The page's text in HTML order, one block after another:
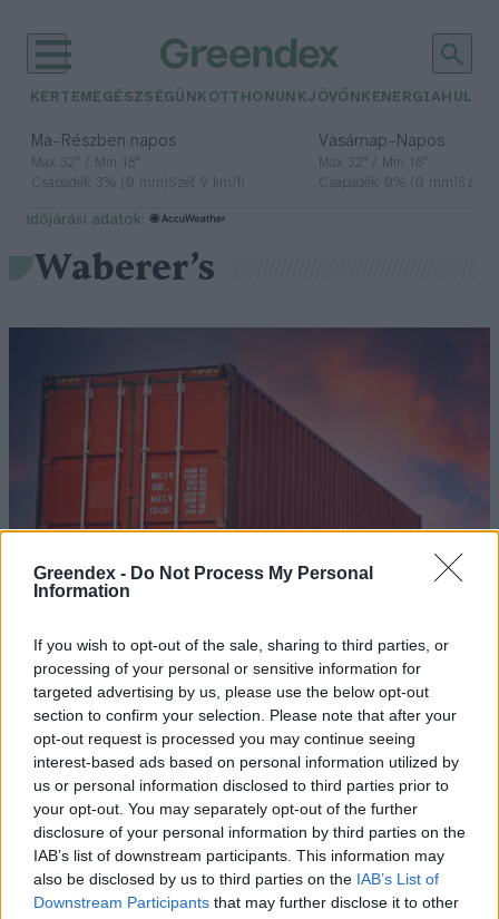
Greendex - Do Not Process My Personal
Information
If you wish to opt-out of the sale, sharing to third parties, or
processing of your personal or sensitive information for
targeted advertising by us, please use the below opt-out
section to confirm your selection. Please note that after your
opt-out request is processed you may continue seeing
interest-based ads based on personal information utilized by
us or personal information disclosed to third parties prior to
your opt-out. You may separately opt-out of the further
disclosure of your personal information by third parties on the
IAB’s list of downstream participants. This information may
also be disclosed by us to third parties on the IAB’s List of
Downstream Participants that may further disclose it to other
KERTEM EGÉSZSÉGÜNK OTTHONUNKJÖVŐNK ENERGIA
Ma– Részben napos
Max 32° / Min 18°
Csapadék: 3% (0 mm)Szél: 9 km/h
Vasárnap– Napos
Max 32° / Min 18°
Csapadék: 0% (0 mm)Szél:
időjárási adatok:
Waberer’s
Zöldebb úton gördülhet tovább a
szállítás?
Greendex